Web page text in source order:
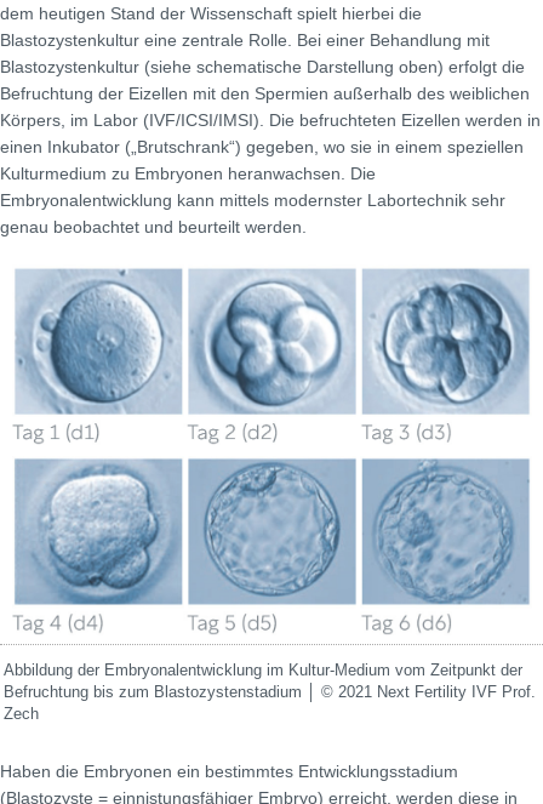
dem heutigen Stand der Wissenschaft spielt hierbei die
Blastozystenkultur eine zentrale Rolle. Bei einer Behandlung mit
Blastozystenkultur (siehe schematische Darstellung oben) erfolgt die
Befruchtung der Eizellen mit den Spermien außerhalb des weiblichen
Körpers, im Labor (IVF/ICSI/IMSI). Die befruchteten Eizellen werden in
einen Inkubator („Brutschrank“) gegeben, wo sie in einem speziellen
Kulturmedium zu Embryonen heranwachsen. Die
Embryonalentwicklung kann mittels modernster Labortechnik sehr
genau beobachtet und beurteilt werden.
Abbildung der Embryonalentwicklung im Kultur-Medium vom Zeitpunkt der
Befruchtung bis zum Blastozystenstadium │ © 2021 Next Fertility IVF Prof.
Zech
Haben die Embryonen ein bestimmtes Entwicklungsstadium
(Blastozyste = einnistungsfähiger Embryo) erreicht, werden diese in